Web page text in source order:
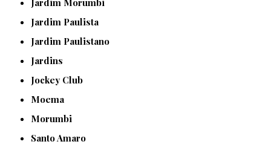
Jardim Paulista
Jardim Paulistano
Jardins
Jockey Club
Moema
Morumbi
Santo Amaro